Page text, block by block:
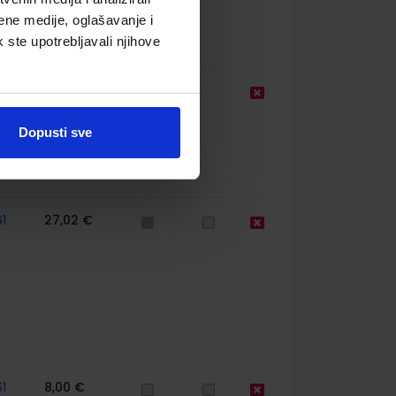
medije, oglašavanje i
ste upotrebljavali njihove
Dopusti sve
12,00 €
27,02 €
8,00 €